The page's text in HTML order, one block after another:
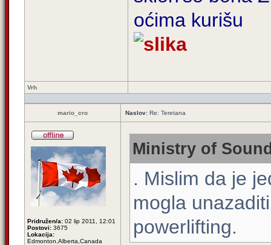
oćima kurišu
Vrh
mario_cro Naslov: Re: Teretana
Pridružen/a: 02 lip 2011, 12:01
Postovi: 3675
Lokacija:
Edmonton,Alberta,Canada
Ministry of
. Mislim da je
mogla
powerlifting.